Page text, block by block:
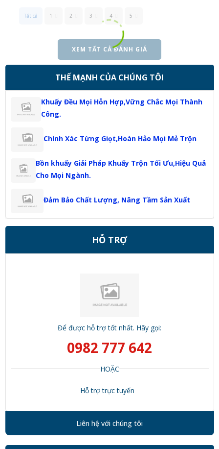
Tất cả 1 2 3 4 5
XEM TẤT CẢ ĐÁNH GIÁ
THẾ MẠNH CỦA CHÚNG TÔI
Khuấy Đều Mọi Hỗn Hợp,Vững Chắc Mọi Thành
Công.
Chính Xác Từng Giọt,Hoàn Hảo Mọi Mẻ Trộn
Bồn khuấy Giải Pháp Khuấy Trộn Tối Ưu,Hiệu Quả
Cho Mọi Ngành.
Đảm Bảo Chất Lượng, Nâng Tầm Sản Xuất
HỖ TRỢ
Để được hỗ trợ tốt nhất. Hãy gọi:
0982 777 642
HOẶC
Hỗ trợ trực tuyến
Liên hệ với chúng tôi